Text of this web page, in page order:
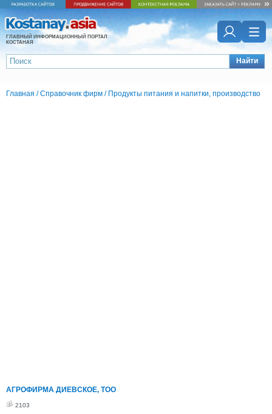
ГЛАВНЫЙ ИНФОРМАЦИОННЫЙ ПОРТАЛ
КОСТАНАЯ
Найти
Главная /Справочник фирм / Продукты питания и напитки, производство
АГРОФИРМА ДИЕВСКОЕ, ТОО
2103